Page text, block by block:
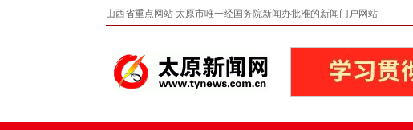
山西省重点网站 太原市唯一经国务院新闻办批准的新闻门户网站